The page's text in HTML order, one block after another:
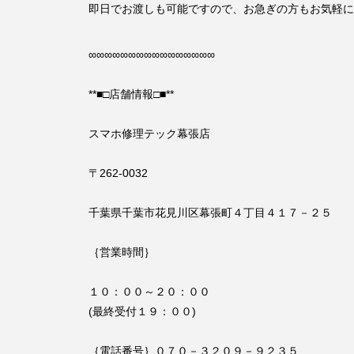
即日でお渡しも可能ですので、お急ぎの方もお気軽
∞∞∞∞∞∞∞∞∞∞∞∞∞∞∞∞
**■□店舗情報□■**
スマホ修理テック幕張店
〒262-0032
千葉県千葉市花見川区幕張町４丁目４１７－２５
｛営業時間｝
１０：００～２０：００
(最終受付１９：００)
｛電話番号｝０７０－３２０９－９２３５